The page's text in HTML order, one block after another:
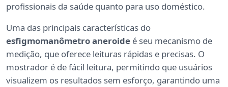
profissionais da saúde quanto para uso doméstico.
Uma das principais características do
esfigmomanômetro aneroide é seu mecanismo de
medição, que oferece leituras rápidas e precisas. O
mostrador é de fácil leitura, permitindo que usuários
visualizem os resultados sem esforço, garantindo uma